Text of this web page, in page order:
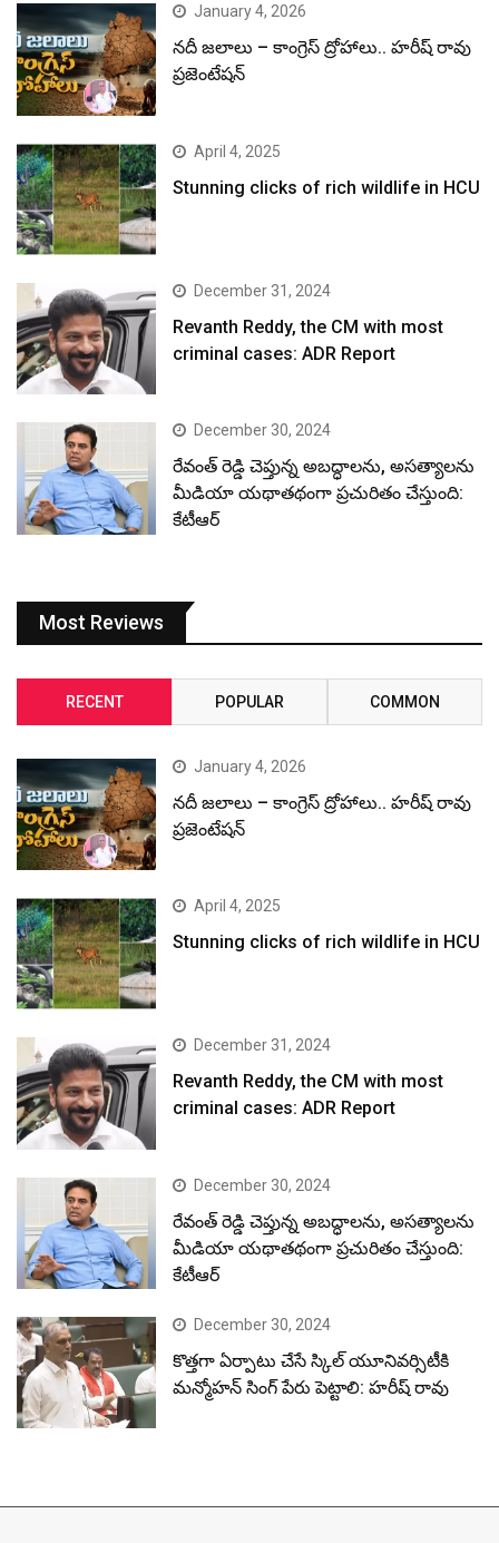
January 4, 2026
నదీ జలాలు – కాంగ్రెస్ ద్రోహాలు.. హరీష్ రావు
ప్రజెంటేషన్
April 4, 2025
Stunning clicks of rich wildlife in HCU
December 31, 2024
Revanth Reddy, the CM with most
criminal cases: ADR Report
December 30, 2024
రేవంత్ రెడ్డి చెప్తున్న అబద్ధాలను, అసత్యాలను
మీడియా యథాతథంగా ప్రచురితం చేస్తుంది:
కేటీఆర్
Most Reviews
RECENT POPULAR COMMON
January 4, 2026
నదీ జలాలు – కాంగ్రెస్ ద్రోహాలు.. హరీష్ రావు
ప్రజెంటేషన్
April 4, 2025
Stunning clicks of rich wildlife in HCU
December 31, 2024
Revanth Reddy, the CM with most
criminal cases: ADR Report
December 30, 2024
రేవంత్ రెడ్డి చెప్తున్న అబద్ధాలను, అసత్యాలను
మీడియా యథాతథంగా ప్రచురితం చేస్తుంది:
కేటీఆర్
December 30, 2024
కొత్తగా ఏర్పాటు చేసే స్కిల్ యూనివర్సిటీకి
మన్మోహన్ సింగ్ పేరు పెట్టాలి: హరీష్ రావు